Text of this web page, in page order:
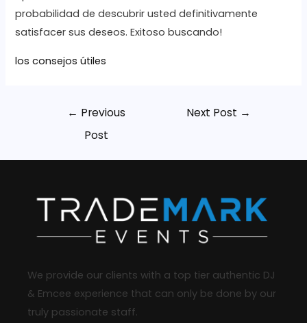
probabilidad de descubrir usted definitivamente
satisfacer sus deseos. Exitoso buscando!
los consejos útiles
← Previous
Post
Next Post →
We provide our clients with a top tier authentic DJ
& Emcee experience that can only be done by our
truly passionate staff.